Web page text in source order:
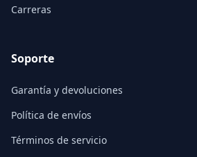
Carreras
Soporte
Garantía y devoluciones
Política de envíos
Términos de servicio